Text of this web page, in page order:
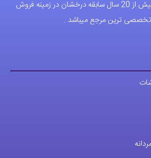
فروشگاه اقای خاص با بیش از 20 سال سابقه درخشان در زمینه فروش
ترین مرجع میباشد .